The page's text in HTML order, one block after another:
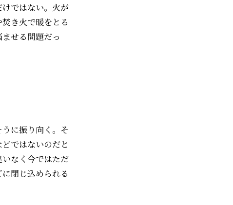
ではない。火が
き火で暖をとる
せる問題だっ
に振り向く。そ
ではないのだと
なく今ではただ
閉じ込められる